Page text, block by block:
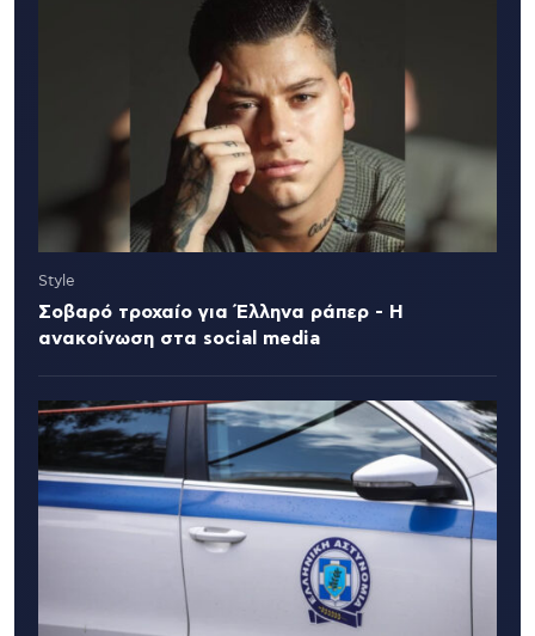
Style
Σοβαρό τροχαίο για Έλληνα ράπερ - Η
ανακοίνωση στα social media